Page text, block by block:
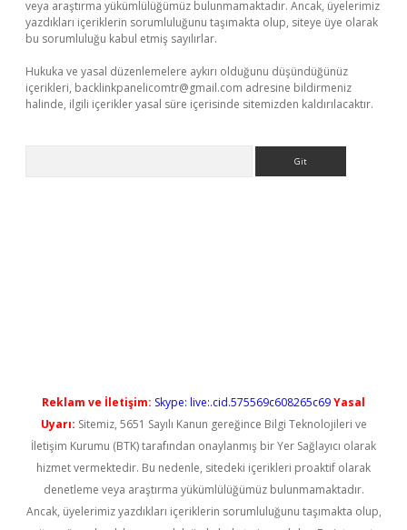
veya araştırma yükümlülüğümüz bulunmamaktadır. Ancak, üyelerimiz
yazdıkları içeriklerin sorumluluğunu taşımakta olup, siteye üye olarak
bu sorumluluğu kabul etmiş sayılırlar.
Hukuka ve yasal düzenlemelere aykırı olduğunu düşündüğünüz
içerikleri, backlinkpanelicomtr@gmail.com adresine bildirmeniz
halinde, ilgili içerikler yasal süre içerisinde sitemizden kaldırılacaktır.
Reklam ve İletişim: Skype: live:.cid.575569c608265c69Yasal
Uyarı: Sitemiz, 5651 Sayılı Kanun gereğince Bilgi Teknolojileri ve
İletişim Kurumu (BTK) tarafından onaylanmış bir Yer Sağlayıcı olarak
hizmet vermektedir. Bu nedenle, sitedeki içerikleri proaktif olarak
denetleme veya araştırma yükümlülüğümüz bulunmamaktadır.
Ancak, üyelerimiz yazdıkları içeriklerin sorumluluğunu taşımakta olup,